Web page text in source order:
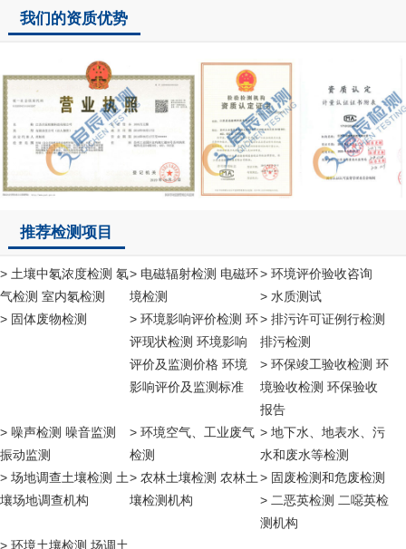
我们的资质优势
推荐检测项目
> 土壤中氡浓度检测 氡
气检测 室内氡检测
> 电磁辐射检测 电磁环
境检测
> 环境评价验收咨询
> 水质测试
> 固体废物检测
> 环境影响评价检测 环
评现状检测 环境影响
评价及监测价格 环境
影响评价及监测标准
> 排污许可证例行检测
排污检测
> 环保竣工验收检测 环
境验收检测 环保验收
报告
> 噪声检测 噪音监测
振动监测
> 环境空气、工业废气
检测
> 地下水、地表水、污
水和废水等检测
> 场地调查土壤检测 土
壤场地调查机构
> 农林土壤检测 农林土
壤检测机构
> 固废检测和危废检测
> 二恶英检测 二噁英检
测机构
> 环境土壤检测 场调土